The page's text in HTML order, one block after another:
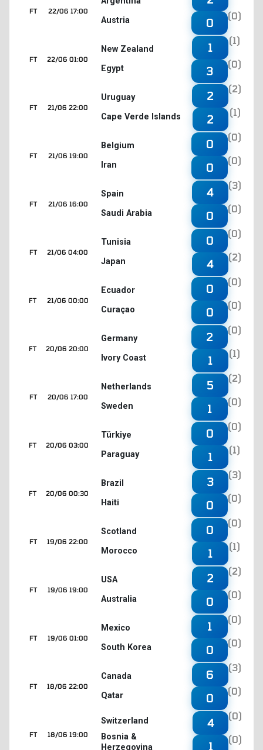
22/06 17:00
FT
Austria
0
(0)
22/06 01:00
FT
New Zealand
Egypt
1
(1)
3
(0)
21/06 22:00
FT
Uruguay
Cape Verde Islands
2
(2)
2
(1)
21/06 19:00
FT
Belgium
Iran
0
(0)
0
(0)
21/06 16:00
FT
Spain
Saudi Arabia
4
(3)
0
(0)
21/06 04:00
FT
Tunisia
Japan
0
(0)
4
(2)
21/06 00:00
FT
Ecuador
Curaçao
0
(0)
0
(0)
20/06 20:00
FT
Germany
Ivory Coast
2
(0)
1
(1)
20/06 17:00
FT
Netherlands
Sweden
5
(2)
1
(0)
20/06 03:00
FT
Türkiye
Paraguay
0
(0)
1
(1)
20/06 00:30
FT
Brazil
Haiti
3
(3)
0
(0)
19/06 22:00
FT
Scotland
Morocco
0
(0)
1
(1)
19/06 19:00
FT
USA
Australia
2
(2)
0
(0)
19/06 01:00
FT
Mexico
South Korea
1
(0)
0
(0)
18/06 22:00
FT
Canada
Qatar
6
(3)
0
(0)
18/06 19:00
FT
Switzerland
Bosnia &
Herzegovina
4
(0)
1
(0)